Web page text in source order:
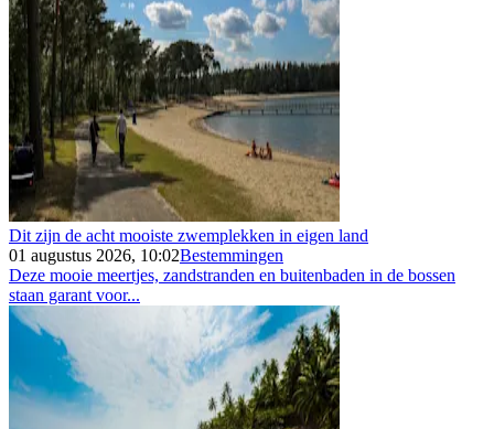
Dit zijn de acht mooiste zwemplekken in eigen land
01 augustus 2026, 10:02Bestemmingen
Deze mooie meertjes, zandstranden en buitenbaden in de bossen
staan garant voor...